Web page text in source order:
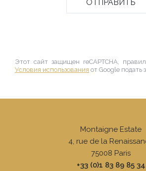
Этот сайт защищен reCAPTCHA,
Условия использования от Google подать
Montaigne Estate
4, rue de la
75008 Paris
+33 (0)1 83 89 85 34